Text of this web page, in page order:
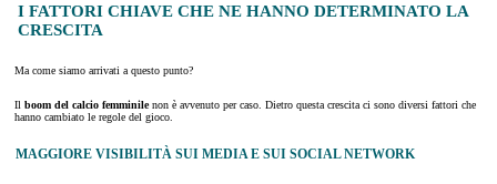
I FATTORI CHIAVE CHE NE HANNO DETERMINATO LA
CRESCITA
Ma come siamo arrivati a questo punto?
Il boom del calcio femminilenon è avvenuto per caso. Dietro questa crescita ci sono diversi fattori che
hanno cambiato le regole del gioco.
MAGGIORE VISIBILITÀ SUI MEDIA E SUI SOCIAL NETWORK